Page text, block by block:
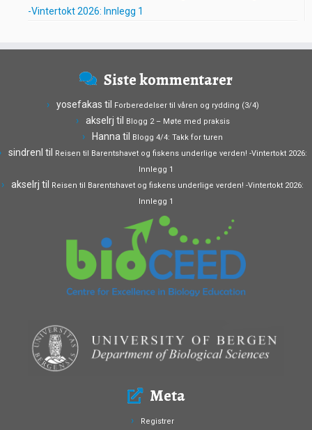
-Vintertokt 2026: Innlegg 1
Siste kommentarer
yosefakas til Forberedelser til våren og rydding (3/4)
akselrj til Blogg 2 – Møte med praksis
Hanna til Blogg 4/4: Takk for turen
sindrenl til
Reisen til Barentshavet og fiskens underlige verden! -Vintertokt 2026:
Innlegg 1
akselrj til
Reisen til Barentshavet og fiskens underlige verden! -Vintertokt 2026:
Innlegg 1
Meta
Registrer